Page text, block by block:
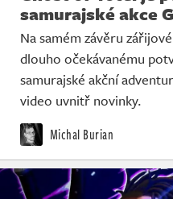
samurajské akce
Na samém závěru
dlouho očekávanému
samurajské akční
video uvnitř novinky.
Michal Burian